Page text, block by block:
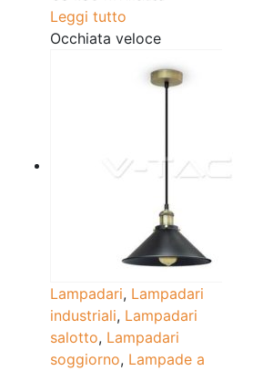
Leggi tutto
Occhiata veloce
Lampadari, Lampadari
industriali, Lampadari
salotto, Lampadari
soggiorno, Lampade a